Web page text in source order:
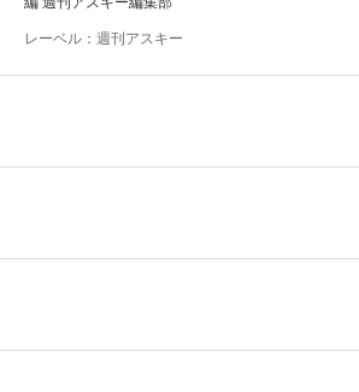
レーベル：週刊アスキー